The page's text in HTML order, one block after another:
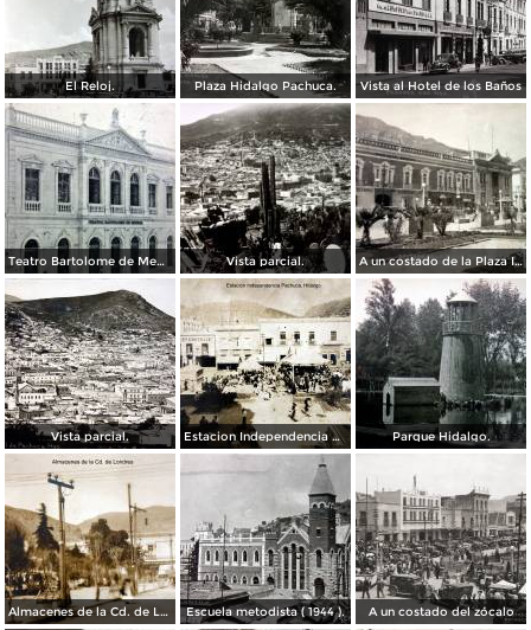
El Reloj. Plaza Hidalgo Pachuca. Vista al Hotel de los Baños
Teatro Bartolome de Medina.( Circulada el 14 de Septiembre de 1908 ). Vista parcial. A un costado de la Plaza Independencia.
Vista parcial. Estacion Independencia Pachuca, Hidalgo. Parque Hidalgo.
Almacenes de la Cd. de Londres. Escuela metodista ( 1944 ). A un costado del zócalo